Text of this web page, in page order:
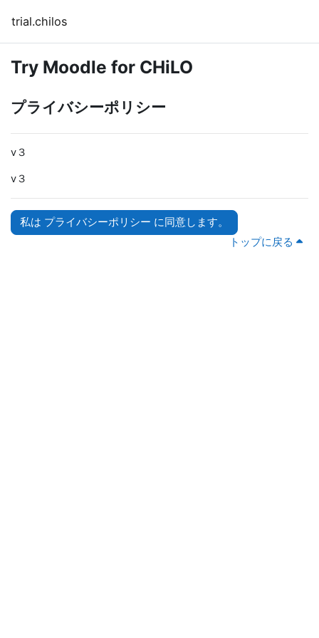
trial.chilos
Try Moodle for CHiLO
プライバシーポリシー
v３
v３
私は プライバシーポリシー に同意します。
トップに戻る